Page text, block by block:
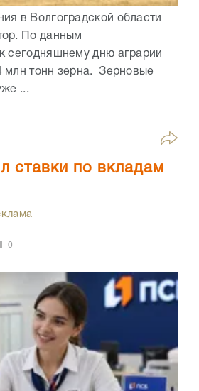
в Волгоградской области
По данным
сегодняшнему дню аграрии
млн тонн зерна. Зерновые
...
ставки по вкладам
0